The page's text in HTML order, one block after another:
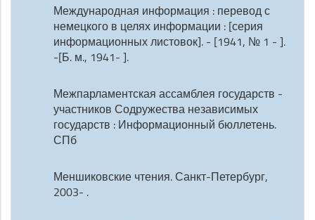
Международная информация : перевод с
немецкого в целях информации : [серия
информационных листовок]. - [1941, № 1 - ].
-[Б. м., 1941- ].
Межпарламентская ассамблея государств -
участников Содружества независимых
государств : Информационный бюллетень.
СПб
Меншиковские чтения. Санкт-Петербург,
2003- .